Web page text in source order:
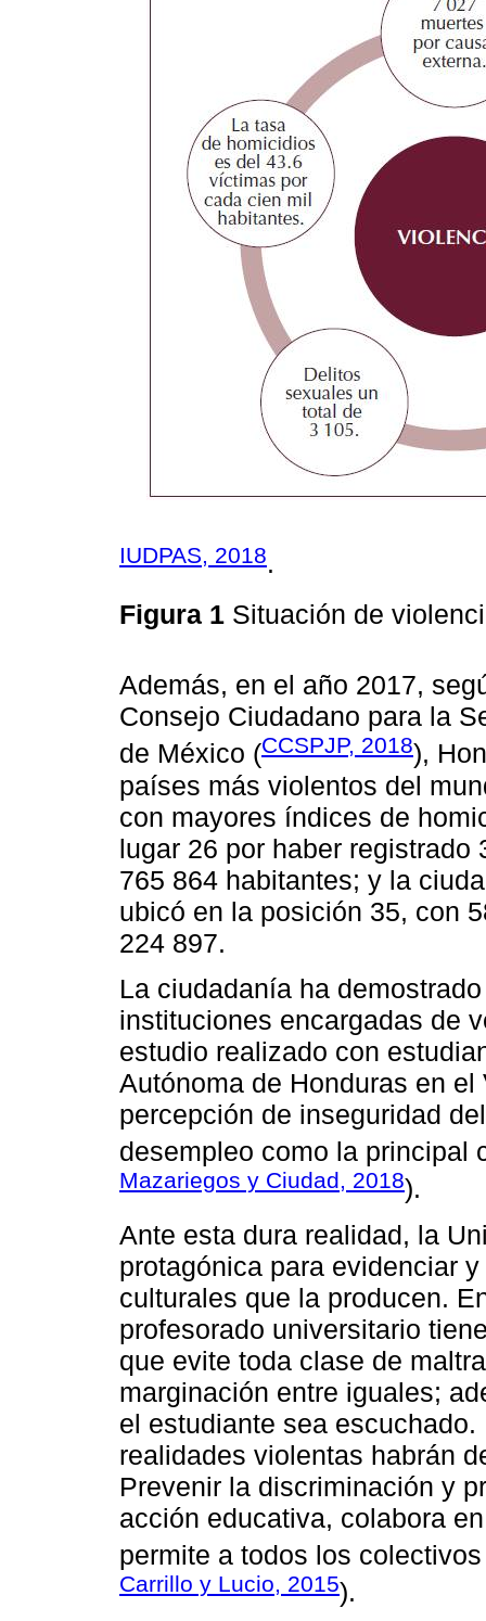
IUDPAS, 2018.
Figura 1 Situación de
Además, en el año 2017,
Consejo Ciudadano para la
de México (CCSPJP, 2018),
países más violentos del
con mayores índices de
lugar 26 por haber
765 864 habitantes; y la
ubicó en la posición 35, con
224 897.
La ciudadanía ha
instituciones encargadas de
estudio realizado con
Autónoma de Honduras en
percepción de inseguridad
desempleo como la principal
Mazariegos y Ciudad, 2018).
Ante esta dura realidad, la
protagónica para evidenciar
culturales que la producen.
profesorado universitario
que evite toda clase de
marginación entre iguales;
el estudiante sea
realidades violentas habrán
Prevenir la discriminación y
acción educativa, colabora
permite a todos los
Carrillo y Lucio, 2015).